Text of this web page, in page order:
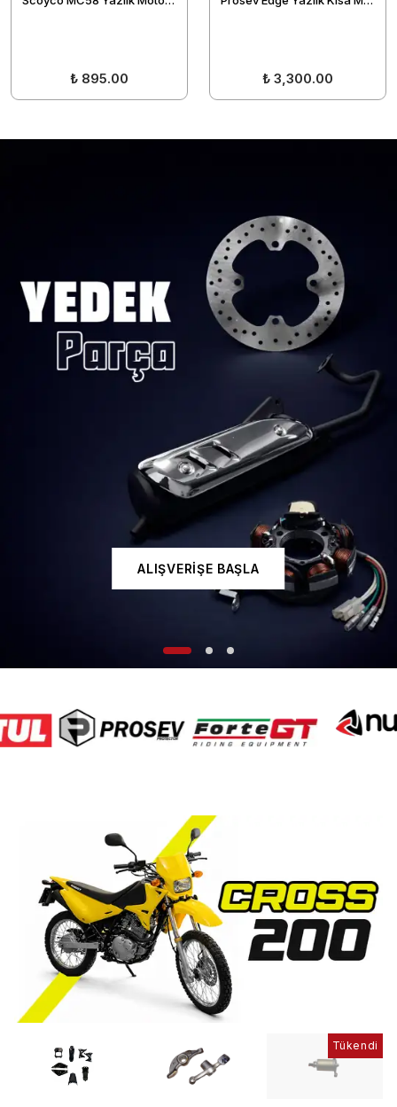
₺ 895.00 ₺ 3,300.00
ALIŞVERİŞE BAŞLA
Tükendi